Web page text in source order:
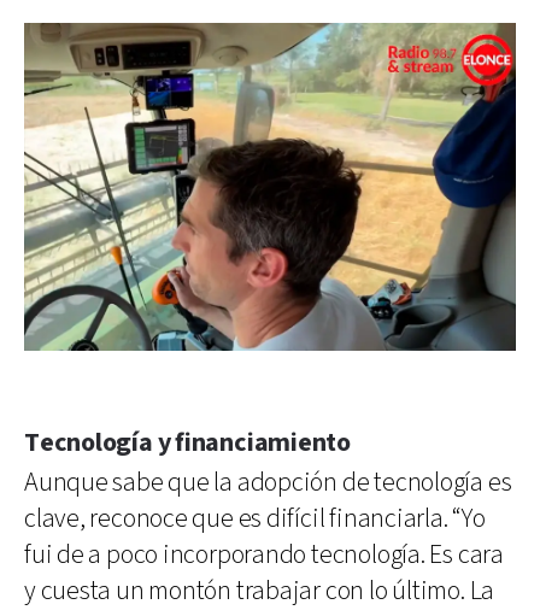
Tecnología y financiamiento
Aunque sabe que la adopción de tecnología es
clave, reconoce que es difícil financiarla. “Yo
fui de a poco incorporando tecnología. Es cara
y cuesta un montón trabajar con lo último. La